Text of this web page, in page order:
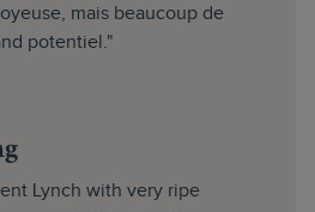
mais beaucoup de
potentiel."
Lynch with very ripe